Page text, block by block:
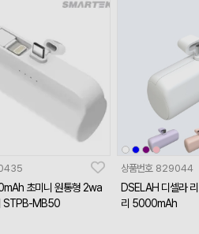
초미니 원통형 2wa
STPB-MB50
상품번호 829044
DSELAH 디셀라
리 5000mAh